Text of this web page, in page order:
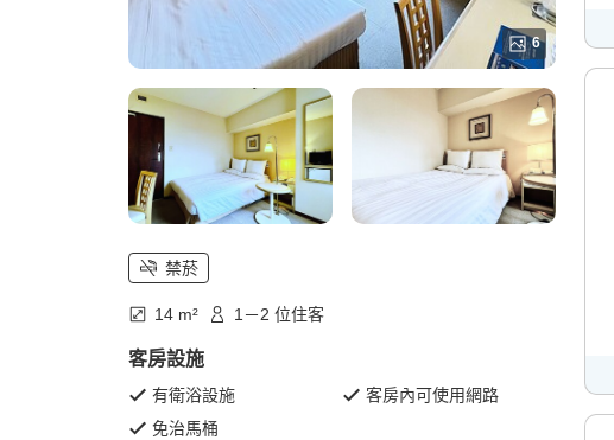
6
禁菸
14 m² 1－2 位住客
客房設施
有衛浴設施
客房內可使用網路
免治馬桶